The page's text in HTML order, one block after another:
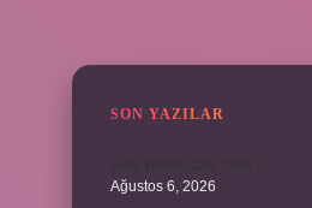
SON YAZILAR
Ağustos 6, 2026